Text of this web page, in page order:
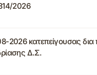
2026
2026 κατεπείγουσας δια
Δ.Σ.